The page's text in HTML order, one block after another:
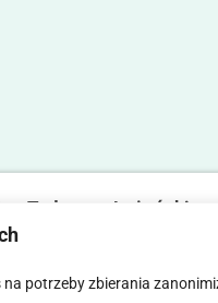
potrzeby zbierania
Tadeusza Lużyńskiego